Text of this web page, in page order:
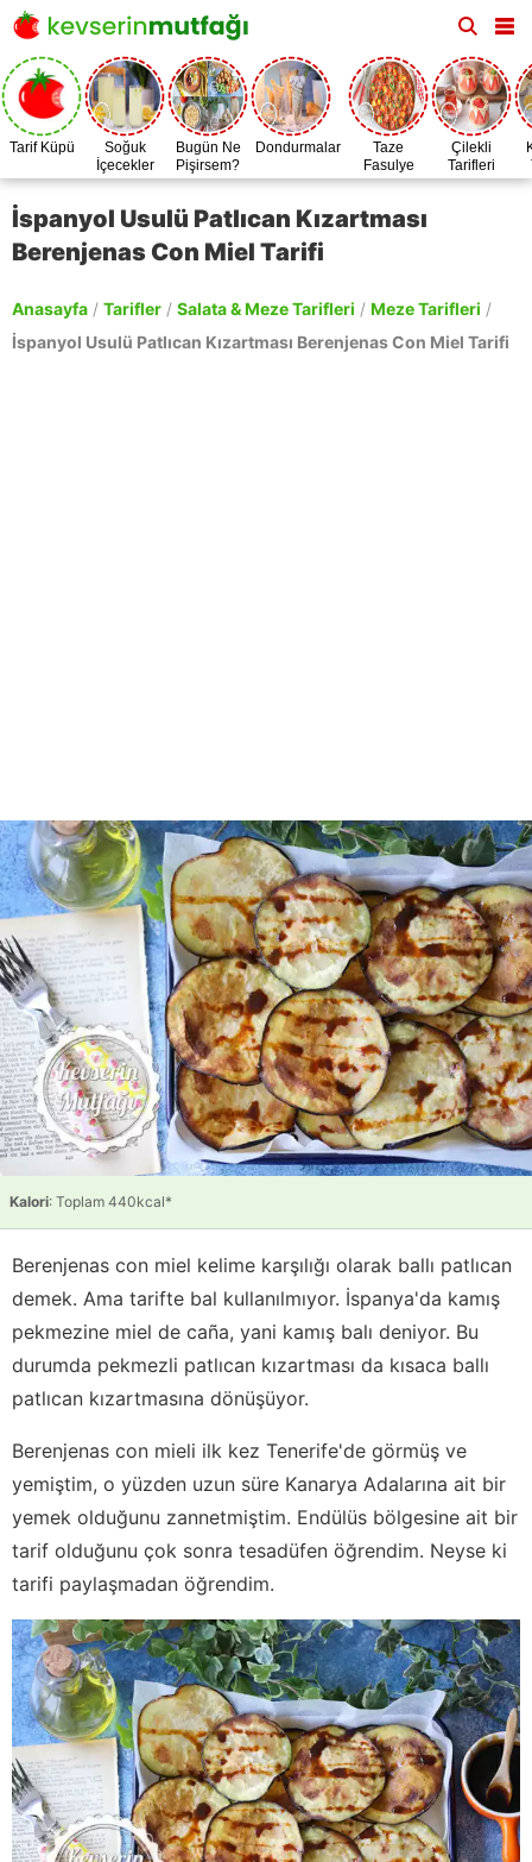
Tarif Küpü
Soğuk
İçecekler
Bugün Ne
Pişirsem?
Dondurmalar
Taze
Fasulye
Zamanı
Çilekli
Tarifleri
İspanyol Usulü Patlıcan Kızartması
Berenjenas Con Miel Tarifi
Anasayfa / Tarifler / Salata & Meze Tarifleri / Meze Tarifleri /
İspanyol Usulü Patlıcan Kızartması Berenjenas Con Miel Tarifi
Kalori: Toplam 440kcal*
Berenjenas con miel kelime karşılığı olarak ballı patlıcan
demek. Ama tarifte bal kullanılmıyor. İspanya'da kamış
pekmezine miel de caña, yani kamış balı deniyor. Bu
durumda pekmezli patlıcan kızartması da kısaca ballı
patlıcan kızartmasına dönüşüyor.
Berenjenas con mieli ilk kez Tenerife'de görmüş ve
yemiştim, o yüzden uzun süre Kanarya Adalarına ait bir
yemek olduğunu zannetmiştim. Endülüs bölgesine ait bir
tarif olduğunu çok sonra tesadüfen öğrendim. Neyse ki
tarifi paylaşmadan öğrendim.